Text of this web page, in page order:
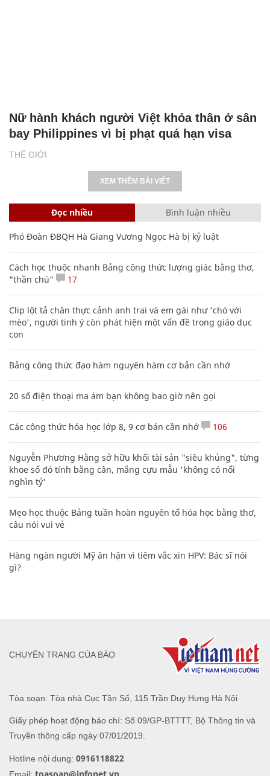
THẾ GIỚI
Nữ hành khách người Việt khỏa thân ở sân
bay Philippines vì bị phạt quá hạn visa
XEM THÊM BÀI VIẾT
Đọc nhiều Bình luận nhiều
Phó Đoàn ĐBQH Hà Giang Vương Ngọc Hà bị kỷ luật
Cách học thuộc nhanh Bảng công thức lượng giác bằng thơ,
"thần chú"
17
Clip lột tả chân thực cảnh anh trai và em gái như 'chó với
mèo', người tinh ý còn phát hiện một vấn đề trong giáo dục
con
Bảng công thức đạo hàm nguyên hàm cơ bản cần nhớ
20 số điện thoại ma ám bạn không bao giờ nên gọi
Các công thức hóa học lớp 8, 9 cơ bản cần nhớ 106
Nguyễn Phương Hằng sở hữu khối tài sản "siêu khủng", từng
khoe sổ đỏ tính bằng cân, mắng cựu mẫu 'không có nổi
nghìn tỷ'
Mẹo học thuộc Bảng tuần hoàn nguyên tố hóa học bằng thơ,
câu nói vui vẻ
Hàng ngàn người Mỹ ân hận vì tiêm vắc xin HPV: Bác sĩ nói
gì?
Tòa soạn: Tòa nhà Cục Tần Số, 115 Trần Duy Hưng Hà Nội
Giấy phép hoạt động báo chí: Số 09/GP-BTTTT, Bộ Thông tin và
Truyền thông cấp ngày 07/01/2019.
Hotline nội dung: 0916118822
CHUYÊN TRANG CỦA BÁO